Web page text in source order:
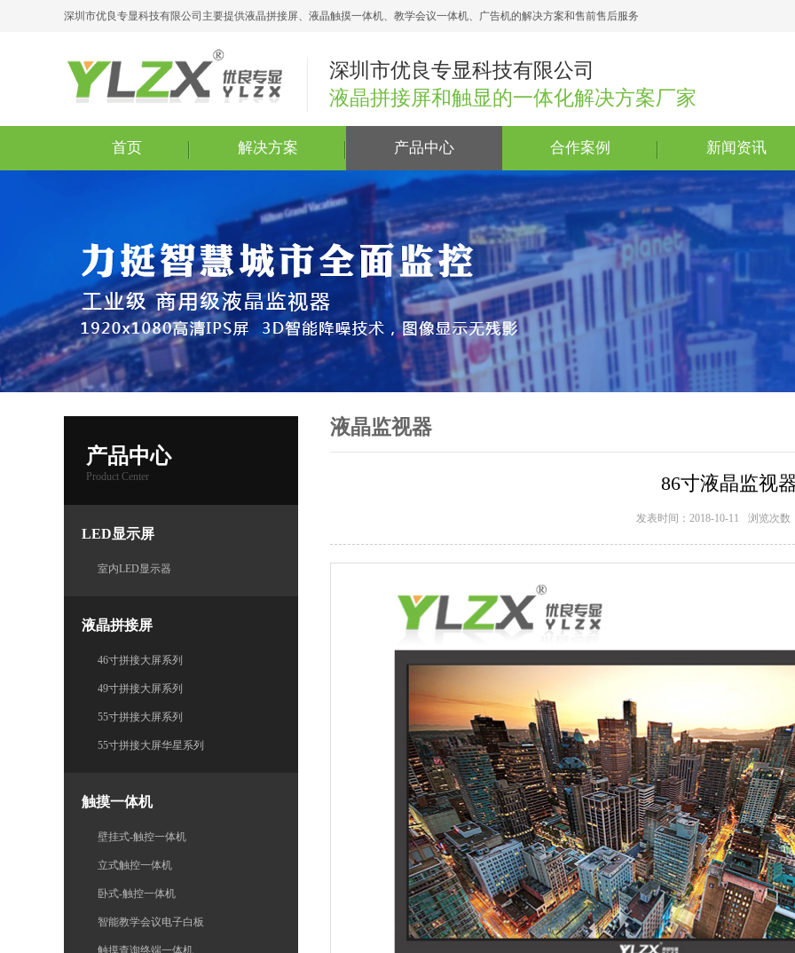
深圳市优良专显科技有限公司主要提供液晶拼接屏、液晶触摸一体机、教学会议一体机、广告机的解决方案和售前售后服务
深圳市优良专显科技有限公司
液晶拼接屏和触显的一体化解决方案厂家
首页 解决方案 产品中心 合作案例 新闻资讯
产品中心
Product Center
LED显示屏
室内LED显示器
液晶拼接屏
46寸拼接大屏系列
49寸拼接大屏系列
55寸拼接大屏系列
55寸拼接大屏华星系列
触摸一体机
壁挂式-触控一体机
立式触控一体机
卧式-触控一体机
智能教学会议电子白板
液晶监视器
86寸液晶监视
发表时间：2018-10-11 浏览次数